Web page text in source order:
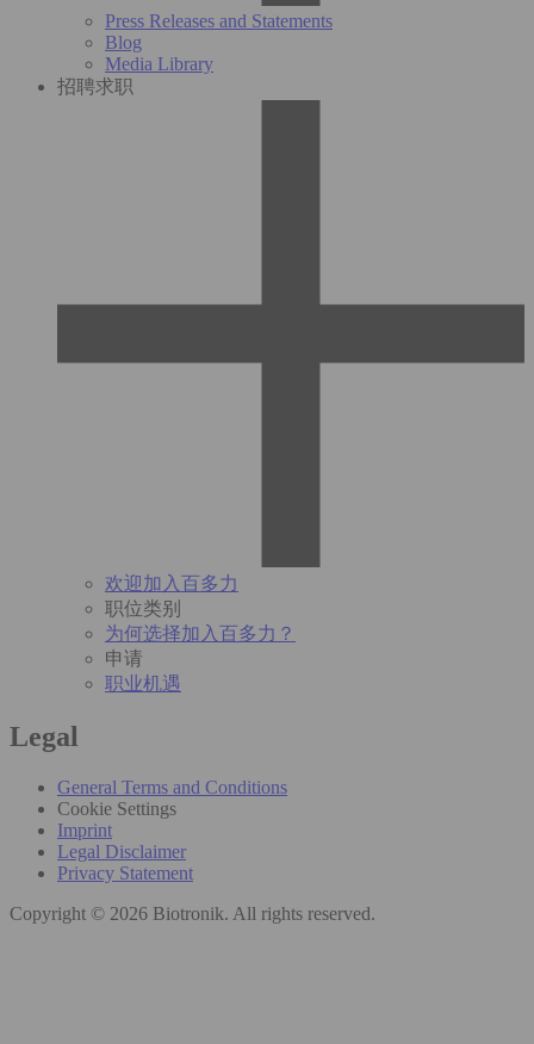
Press Releases and Statements
Blog
Media Library
招聘求职
欢迎加入百多力
职位类别
为何选择加入百多力？
申请
职业机遇
Legal
General Terms and Conditions
Cookie Settings
Imprint
Legal Disclaimer
Privacy Statement
Copyright © 2026 Biotronik. All rights reserved.